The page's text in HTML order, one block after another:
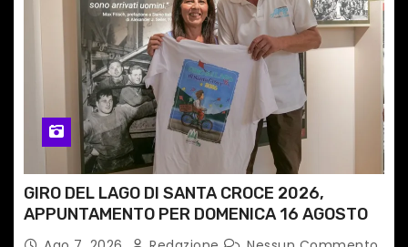
GIRO DEL LAGO DI SANTA CROCE 2026,
APPUNTAMENTO PER DOMENICA 16 AGOSTO